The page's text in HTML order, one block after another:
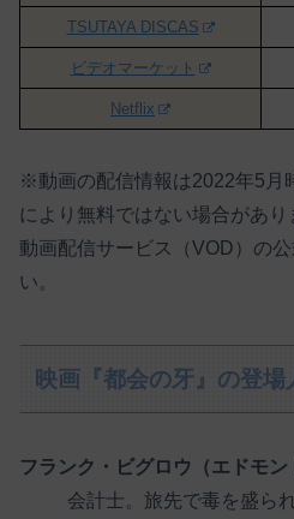
TSUTAYA DISCAS
ビデオマーケット
Netflix
※動画の配信情報は2022年5月
により無料ではない場合があ
動画配信サービス（VOD）の
い。
映画『都会の牙』の登場
フランク・ビグロウ（エドモン
会計士。旅先で毒を盛ら